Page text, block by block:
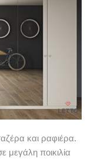
και ραφιέρα.
μεγάλη ποικιλία